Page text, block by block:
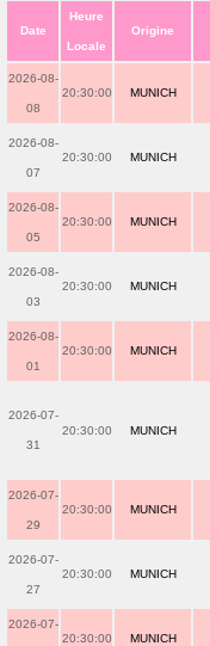
Date
Heure
Locale
Origine
2026-08-
08
20:30:00 MUNICH
2026-08-
07
20:30:00 MUNICH
2026-08-
05
20:30:00 MUNICH
2026-08-
03
20:30:00 MUNICH
2026-08-
01
20:30:00 MUNICH
2026-07-
31
20:30:00 MUNICH
2026-07-
29
20:30:00 MUNICH
2026-07-
27
20:30:00 MUNICH
2026-07-
20:30:00 MUNICH